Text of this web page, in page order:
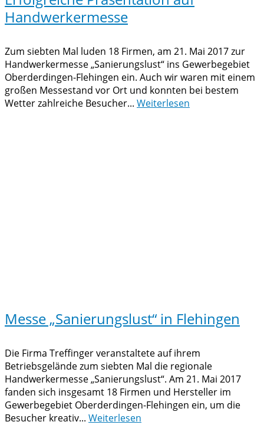
Handwerkermesse
Zum siebten Mal luden 18 Firmen, am 21. Mai 2017 zur
Handwerkermesse „Sanierungslust“ ins Gewerbegebiet
Oberderdingen-Flehingen ein. Auch wir waren mit einem
großen Messestand vor Ort und konnten bei bestem
Wetter zahlreiche Besucher... Weiterlesen
Messe „Sanierungslust“ in Flehingen
Die Firma Treffinger veranstaltete auf ihrem
Betriebsgelände zum siebten Mal die regionale
Handwerkermesse „Sanierungslust“. Am 21. Mai 2017
fanden sich insgesamt 18 Firmen und Hersteller im
Gewerbegebiet Oberderdingen-Flehingen ein, um die
Besucher kreativ... Weiterlesen